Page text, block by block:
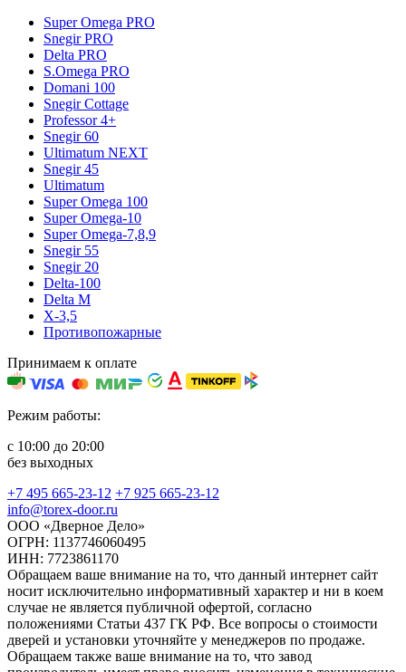
Super Omega PRO
Snegir PRO
Delta PRO
S.Omega PRO
Domani 100
Snegir Cottage
Professor 4+
Snegir 60
Ultimatum NEXT
Snegir 45
Ultimatum
Super Omega 100
Super Omega-10
Super Omega-7,8,9
Snegir 55
Snegir 20
Delta-100
Delta M
X-3,5
Противопожарные
Принимаем к оплате
Режим работы:
с 10:00 до 20:00
без выходных
+7 495 665-23-12 +7 925 665-23-12
info@torex-door.ru
ООО «Дверное Дело»
ОГРН: 1137746060495
ИНН: 7723861170
Обращаем ваше внимание на то, что данный интернет сайт
носит исключительно информативный характер и ни в коем
случае не является публичной офертой, согласно
положениями Статьи 437 ГК РФ. Все вопросы о стоимости
дверей и установки уточняйте у менеджеров по продаже.
Обращаем также ваше внимание на то, что завод